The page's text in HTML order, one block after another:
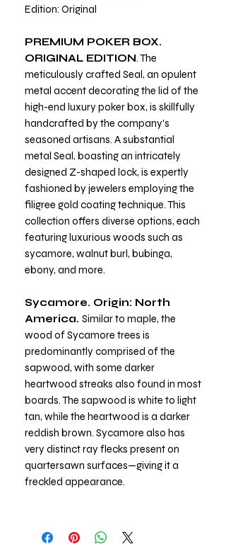
Edition: Original
PREMIUM POKER BOX.
ORIGINAL EDITION. The
meticulously crafted Seal, an opulent
metal accent decorating the lid of the
high-end luxury poker box, is skillfully
handcrafted by the company's
seasoned artisans. A substantial
metal Seal, boasting an intricately
designed Z-shaped lock, is expertly
fashioned by jewelers employing the
filigree gold coating technique. This
collection offers diverse options, each
featuring luxurious woods such as
sycamore, walnut burl, bubinga,
ebony, and more.
Sycamore. Origin: North
America. Similar to maple, the
wood of Sycamore trees is
predominantly comprised of the
sapwood, with some darker
heartwood streaks also found in most
boards. The sapwood is white to light
tan, while the heartwood is a darker
reddish brown. Sycamore also has
very distinct ray flecks present on
quartersawn surfaces—giving it a
freckled appearance.